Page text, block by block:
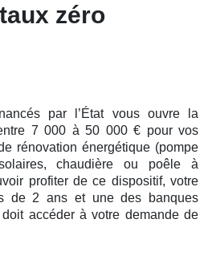
zéro
par l’État vous ouvre la
7 000 à 50 000 € pour vos
rénovation énergétique (pompe
chaudière ou poêle à
profiter de ce dispositif, votre
de 2 ans et une des banques
accéder à votre demande de